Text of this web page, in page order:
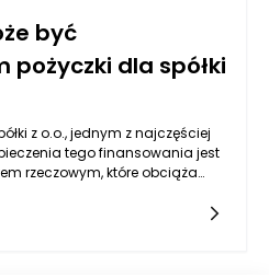
być
pożyczki dla spółki
z o.o., jednym z najczęściej
tego finansowania jest
rzeczowym, które obciąża
jest zastosowanie hipoteki jako